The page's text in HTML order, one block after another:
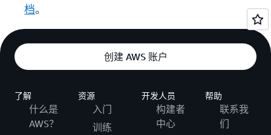
档。
创建 AWS 账户
了解
什么是
AWS？
资源
入门
训练
开发人员
构建者
中心
帮助
联系我
们